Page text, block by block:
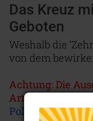
Das Kreuz
Geboten
Weshalb die
von dem
Achtung: Die
Artikel wurde
Politik"neu